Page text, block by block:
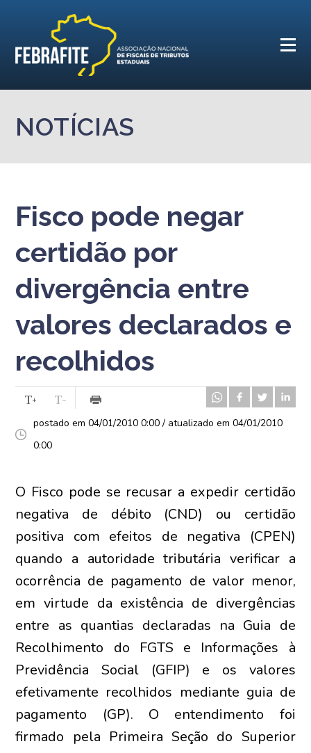
NOTÍCIAS
Fisco pode negar
certidão por
divergência entre
valores declarados e
recolhidos
postado em 04/01/2010 0:00 / atualizado em 04/01/2010
0:00
O Fisco pode se recusar a expedir certidão
negativa de débito (CND) ou certidão
positiva com efeitos de negativa (CPEN)
quando a autoridade tributária verificar a
ocorrência de pagamento de valor menor,
em virtude da existência de divergências
entre as quantias declaradas na Guia de
Recolhimento do FGTS e Informações à
Previdência Social (GFIP) e os valores
efetivamente recolhidos mediante guia de
pagamento (GP). O entendimento foi
firmado pela Primeira Seção do Superior